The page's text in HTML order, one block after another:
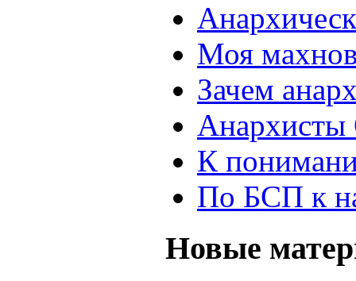
Моя
Зачем
Анархисты
К
По БСП к
Новые